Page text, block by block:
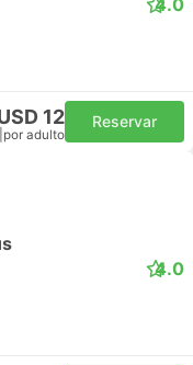
12
por adulto
Reservar
4.0